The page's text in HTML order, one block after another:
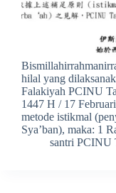
hilal yang
Falakiyah PCINU
1447 H / 17
metode istikmal
Sya’ban), maka: 1
santri PCINU